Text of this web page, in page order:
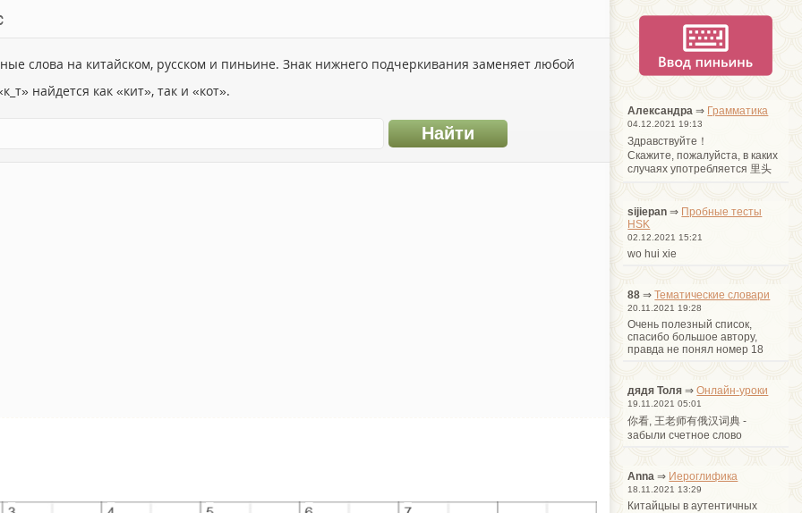
слова на китайском, русском и пиньине. Знак нижнего подчеркивания заменяет любой
найдется как «кит», так и «кот».
Александра ⇒ Грамматика
04.12.2021 19:13
Здравствуйте！
Cкажите, пожалуйста, в каких
случаях употребляется 里头
sijiepan ⇒ Пробные тесты
HSK
02.12.2021 15:21
wo hui xie
88 ⇒Тематические словари
20.11.2021 19:28
Очень полезный список,
спасибо большое автору,
правда не понял номер 18
дядя Толя ⇒Онлайн-уроки
19.11.2021 05:01
你看, 王老师有俄汉词典 -
забыли счетное слово
Anna ⇒ Иероглифика
18.11.2021 13:29
Китайцыы в аутентичных